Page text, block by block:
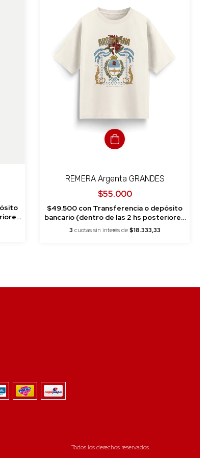
REMERA Argenta GRANDES
$55.000
$49.500 con Transferencia o depósito
bancario (dentro de las 2 hs posteriores
a la compra)
3 cuotas sin interés de$18.333,33
Todos los derechos reservados.